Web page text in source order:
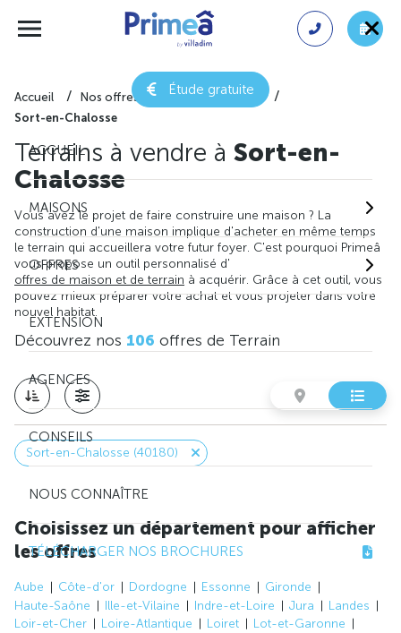
Étude gratuite
ACCUEIL
MAISONS
OFFRES
EXTENSION
AGENCES
CONSEILS
NOUS CONNAÎTRE
TÉLÉCHARGER NOS BROCHURES
Accueil Nos offres de terrain
Landes
Sort-en-Chalosse
Terrains à vendre à Sort-en-
Chalosse
Vous avez le projet de faire construire une maison ? La
construction d'une maison implique d'acheter en même temps
le terrain qui accueillera votre futur foyer. C'est pourquoi Primeâ
vous propose un outil personnalisé d'
offres de maison et de terrain à acquérir. Grâce à cet outil, vous
pouvez mieux préparer votre achat et vous projeter dans votre
nouvel habitat.
Découvrez nos 106 offres de Terrain
Sort-en-Chalosse (40180)
Choisissez un département pour afficher
les offres
Aube Côte-d'or Dordogne Essonne
Gironde
Haute-Saône
Ille-et-Vilaine Indre-et-Loire Jura
Landes
Loir-et-Cher
Loire-Atlantique Loiret
Lot-et-Garonne